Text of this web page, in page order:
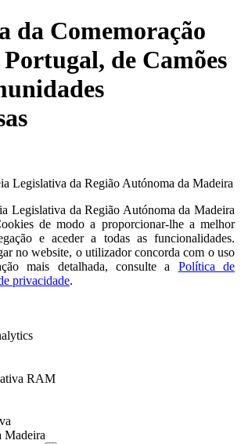
da Comemoração
de Camões
Legislativa da Região Autónoma da Madeira
Legislativa da Região Autónoma da Madeira
de modo a proporcionar-lhe a melhor
e aceder a todas as funcionalidades.
no website, o utilizador concorda com o uso
mais detalhada, consulte a
Política de
privacidade.
Madeira